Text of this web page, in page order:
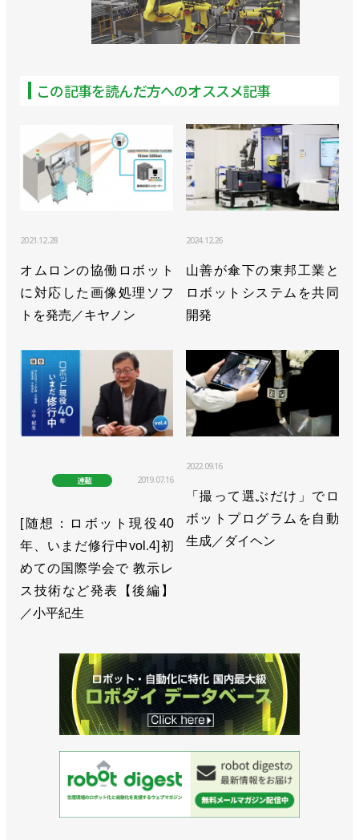
この記事を読んだ方へのオススメ記事
2021.12.28
オムロンの協働ロボット
に対応した画像処理ソフ
トを発売／キヤノン
2024.12.26
山善が傘下の東邦工業と
ロボットシステムを共同
開発
連載 2019.07.16
[随想：ロボット現役40
年、いまだ修行中vol.4]初
めての国際学会で 教示レ
ス技術など発表【後編】
／小平紀生
2022.09.16
「撮って選ぶだけ」でロ
ボットプログラムを自動
生成／ダイヘン